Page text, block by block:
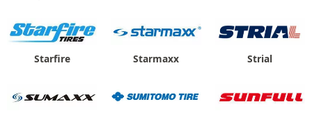
Starfire Starmaxx Strial